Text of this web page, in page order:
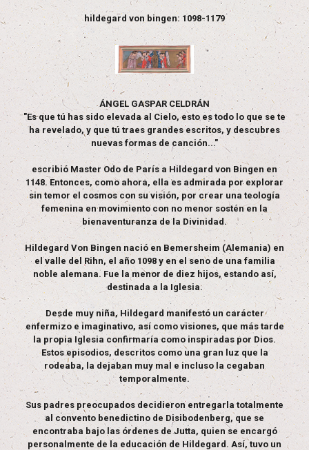
hildegard von bingen: 1098-1179
ÁNGEL GASPAR CELDRÁN
"Es que tú has sido elevada al Cielo, esto es todo lo que se te
ha revelado, y que tú traes grandes escritos, y descubres
nuevas formas de canción..."
escribió Master Odo de París a Hildegard von Bingen en
1148. Entonces, como ahora, ella es admirada por explorar
sin temor el cosmos con su visión, por crear una teología
femenina en movimiento con no menor sostén en la
bienaventuranza de la Divinidad.
Hildegard Von Bingen nació en Bemersheim (Alemania) en
el valle del Rihn, el año 1098 y en el seno de una familia
noble alemana. Fue la menor de diez hijos, estando así,
destinada a la Iglesia.
Desde muy niña, Hildegard manifestó un carácter
enfermizo e imaginativo, así como visiones, que más tarde
la propia Iglesia confirmaría como inspiradas por Dios.
Estos episodios, descritos como una gran luz que la
rodeaba, la dejaban muy mal e incluso la cegaban
temporalmente.
Sus padres preocupados decidieron entregarla totalmente
al convento benedictino de Disibodenberg, que se
encontraba bajo las órdenes de Jutta, quien se encargó
personalmente de la educación de Hildegard. Así, tuvo un